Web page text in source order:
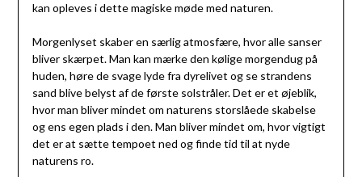
kan opleves i dette magiske møde med naturen.
Morgenlyset skaber en særlig atmosfære, hvor alle sanser
bliver skærpet. Man kan mærke den kølige morgendug på
huden, høre de svage lyde fra dyrelivet og se strandens
sand blive belyst af de første solstråler. Det er et øjeblik,
hvor man bliver mindet om naturens storslåede skabelse
og ens egen plads i den. Man bliver mindet om, hvor vigtigt
det er at sætte tempoet ned og finde tid til at nyde
naturens ro.